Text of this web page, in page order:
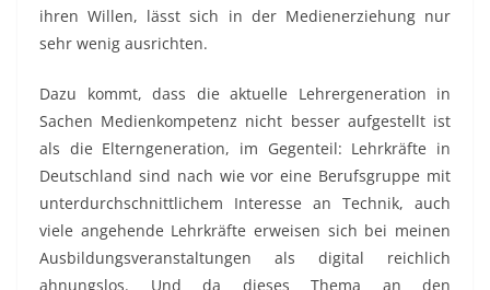
ihren Willen, lässt sich in der Medienerziehung nur
sehr wenig ausrichten.
Dazu kommt, dass die aktuelle Lehrergeneration in
Sachen Medienkompetenz nicht besser aufgestellt ist
als die Elterngeneration, im Gegenteil: Lehrkräfte in
Deutschland sind nach wie vor eine Berufsgruppe mit
unterdurchschnittlichem Interesse an Technik, auch
viele angehende Lehrkräfte erweisen sich bei meinen
Ausbildungsveranstaltungen als digital reichlich
ahnungslos. Und da dieses Thema an den